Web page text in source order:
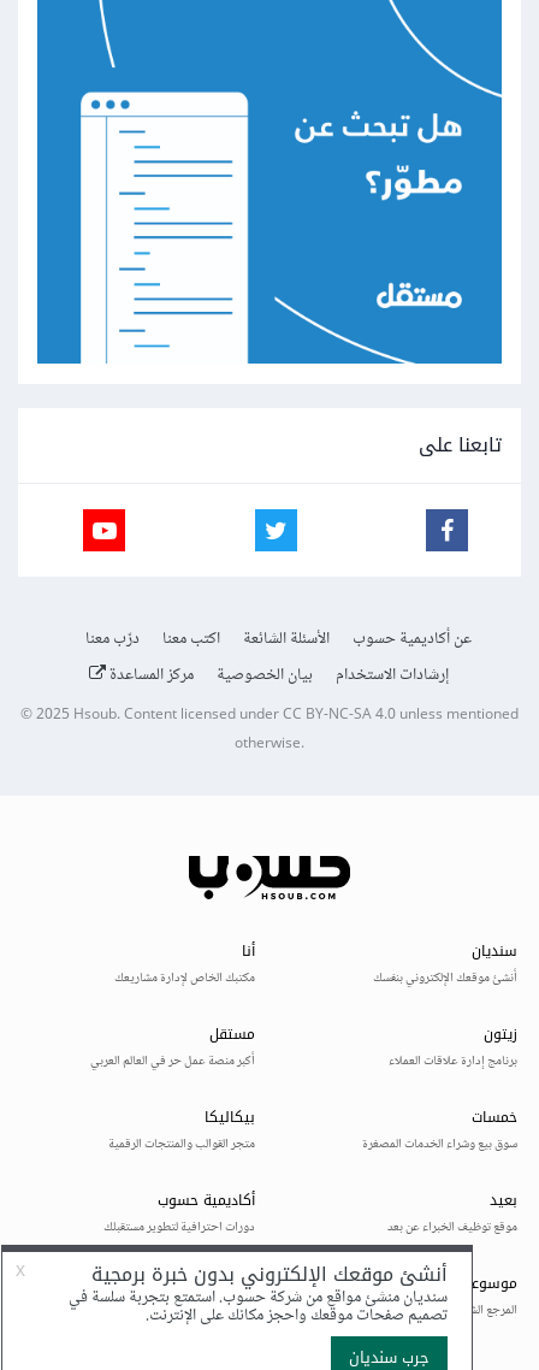
أسهل حل حيث لن تضظر لتثبيت أو تحميل أي برامج
أخرى، هذه الطريقة لا تحتاج إلى إنترنت إلا لتحميل الموقع
فقط، بعد ذلك يمكنك أن تقوم بإغلاف إتصال الإنترنت إن
أردت وسيستمر الموقع في العمل بدون مشكلة.
بعد الإنتهاء من عمل التعديلات يمكنك أن تقوم بإستخراج
الصورة من خلال الضغط على قائمة File ثم Export as
إن أرد عرض الملفات فقط، فيمكنك أن تستخدم خدمة
صور، كما في الصورة التالية، لكن لهذه الطريقة العيب وهو
الخاص بك.
تابعنا على
عن أكاديمية حسوب الأسئلة الشائعة اكتب معنا
درّب معنا
إرشادات الاستخدام
بيان الخصوصية مركز المساعدة
© 2025Hsoub.Content licensed underCC BY-NC-SA 4.0unless mentioned
otherwise.